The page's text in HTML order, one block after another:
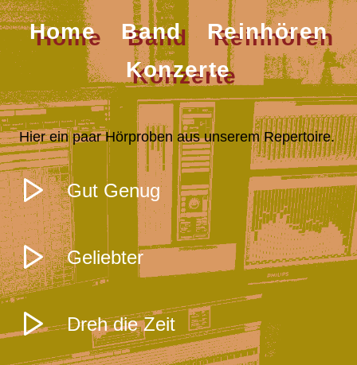
Home Band
Reinhören
Konzerte
Hier ein paar Hörproben aus unserem Repertoire.
Gut Genug
Geliebter
Dreh die Zeit